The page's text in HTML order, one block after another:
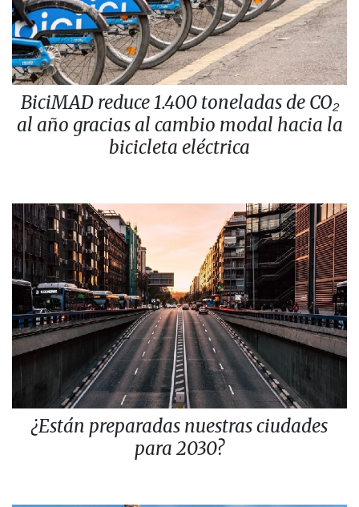
BiciMAD reduce 1.400 toneladas de CO₂
al año gracias al cambio modal hacia la
bicicleta eléctrica
¿Están preparadas nuestras ciudades
para 2030?